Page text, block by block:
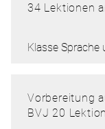
34 Lektionen
Klasse Sprache
Vorbereitung
BVJ 20